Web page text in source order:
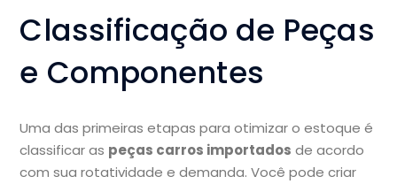
Classificação de Peças
e Componentes
Uma das primeiras etapas para otimizar o estoque é
classificar as peças carros importados de acordo
com sua rotatividade e demanda. Você pode criar